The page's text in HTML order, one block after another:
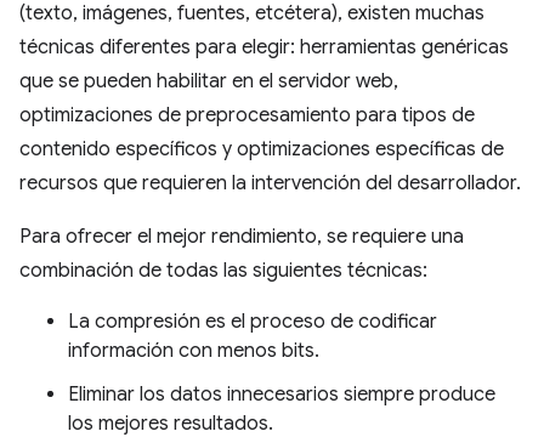
(texto, imágenes, fuentes, etcétera), existen muchas
técnicas diferentes para elegir: herramientas genéricas
que se pueden habilitar en el servidor web,
optimizaciones de preprocesamiento para tipos de
contenido específicos y optimizaciones específicas de
recursos que requieren la intervención del desarrollador.
Para ofrecer el mejor rendimiento, se requiere una
combinación de todas las siguientes técnicas:
La compresión es el proceso de codificar
información con menos bits.
Eliminar los datos innecesarios siempre produce
los mejores resultados.